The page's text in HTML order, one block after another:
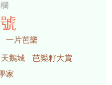
一片芭樂
天鵝城
芭樂籽大賞
家